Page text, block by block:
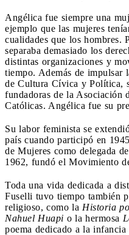
Angélica fue siempre una
ejemplo que las mujeres
cualidades que los hombres.
separaba demasiado los
distintas organizaciones y
tiempo. Además de impulsar
de Cultura Cívica y Política,
fundadoras de la Asociación
Católicas. Angélica fue su
Su labor feminista se
país cuando participó en
de Mujeres como delegada
1962, fundó el Movimiento
Toda una vida dedicada a
Fuselli tuvo tiempo también
religioso, como la Historia
Nahuel Huapi o la hermosa
poema dedicado a la infancia